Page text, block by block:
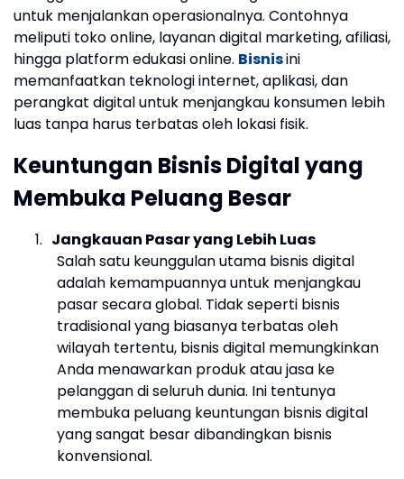
untuk menjalankan operasionalnya. Contohnya
meliputi toko online, layanan digital marketing, afiliasi,
hingga platform edukasi online. Bisnisini
memanfaatkan teknologi internet, aplikasi, dan
perangkat digital untuk menjangkau konsumen lebih
luas tanpa harus terbatas oleh lokasi fisik.
Keuntungan Bisnis Digital yang
Membuka Peluang Besar
1. Jangkauan Pasar yang Lebih Luas
Salah satu keunggulan utama bisnis digital
adalah kemampuannya untuk menjangkau
pasar secara global. Tidak seperti bisnis
tradisional yang biasanya terbatas oleh
wilayah tertentu, bisnis digital memungkinkan
Anda menawarkan produk atau jasa ke
pelanggan di seluruh dunia. Ini tentunya
membuka peluang keuntungan bisnis digital
yang sangat besar dibandingkan bisnis
konvensional.